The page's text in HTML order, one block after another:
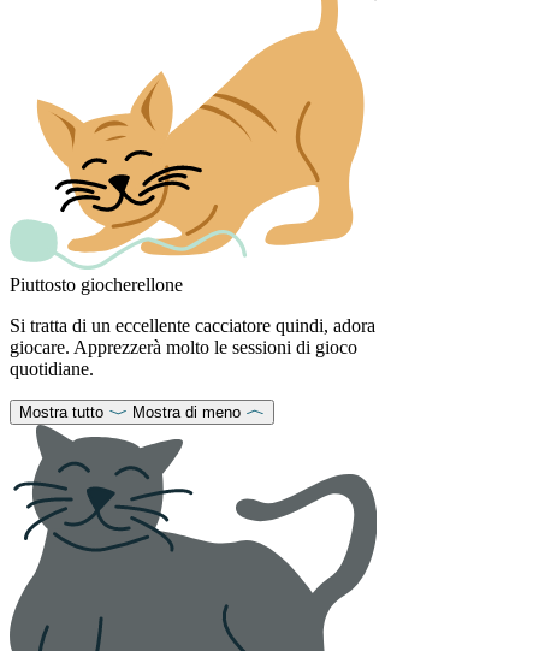
Piuttosto giocherellone
Si tratta di un eccellente cacciatore quindi, adora
giocare. Apprezzerà molto le sessioni di gioco
quotidiane.
Mostra tutto Mostra di meno